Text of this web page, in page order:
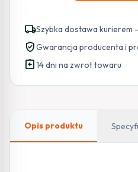
DO
MODUŁU
MICRA
MIC-
local_shippingSzybka dostawa kurierem
verified_userGwarancja producenta i
assignment_return14 dni na zwrot towaru
Opis produktu